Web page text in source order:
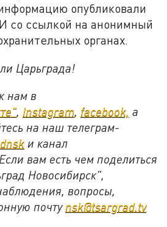
опубликовали
со ссылкой на анонимный
органах.
Царьграда!
нам в
, Instagram, facebook, а
на наш телеграм-
и канал
вам есть чем поделиться
Новосибирск",
вопросы,
почту nsk@tsargrad.tv